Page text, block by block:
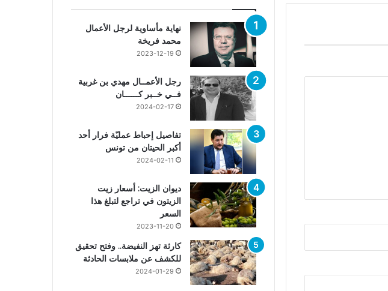
نهاية مأساوية لرجل الأعمال
محمد فريخة
2023-12-19
رجل الأعمــال مهدي بن غربية
فــي خــبر كــــــان
2024-02-17
تفاصيل إحباط عمليّة فرار أحد
أكبر الحيتان من تونس
2024-02-11
ديوان الزيت: أسعار زيت
الزيتون في تراجع لتبلغ هذا
السعر
2023-11-20
كارثة تهز النفيضة.. وفتح تحقيق
للكشف عن ملابسات الحادثة
2024-01-29